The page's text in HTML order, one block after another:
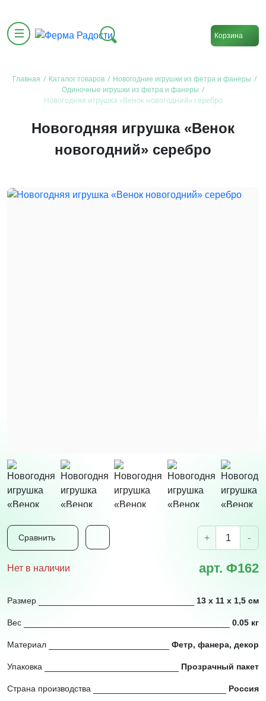
Корзина
Главная / Каталог товаров / Новогодние игрушки из фетра и фанеры /
Одиночные игрушки из фетра и фанеры /
Новогодняя игрушка «Венок новогодний» серебро
Новогодняя игрушка «Венок
новогодний» серебро
Сравнить + -
Нет в наличии арт. Ф162
Размер 13 х 11 х 1,5 см
Вес 0.05 кг
Материал Фетр, фанера, декор
Упаковка Прозрачный пакет
Страна производства Россия